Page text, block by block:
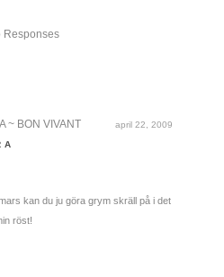
Responses
april 22, 2009
~ BON VIVANT
kan du ju göra grym skräll på i det
röst!